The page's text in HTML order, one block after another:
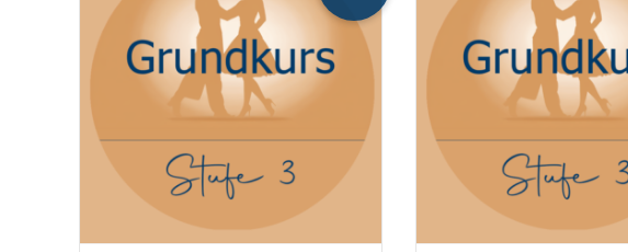
weist
mehrere
Varianten
Optionen
können
weist
mehrere
Varianten
Optionen
können